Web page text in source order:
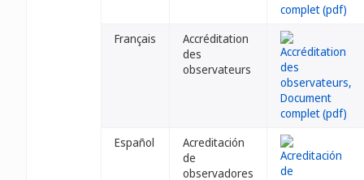
Français
Accréditation
des
observateurs
Español
Acreditación
de
observadores